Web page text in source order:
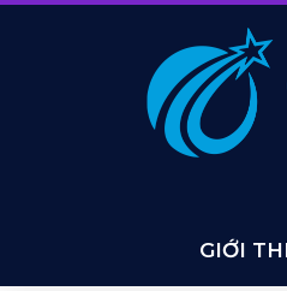
GIỚI